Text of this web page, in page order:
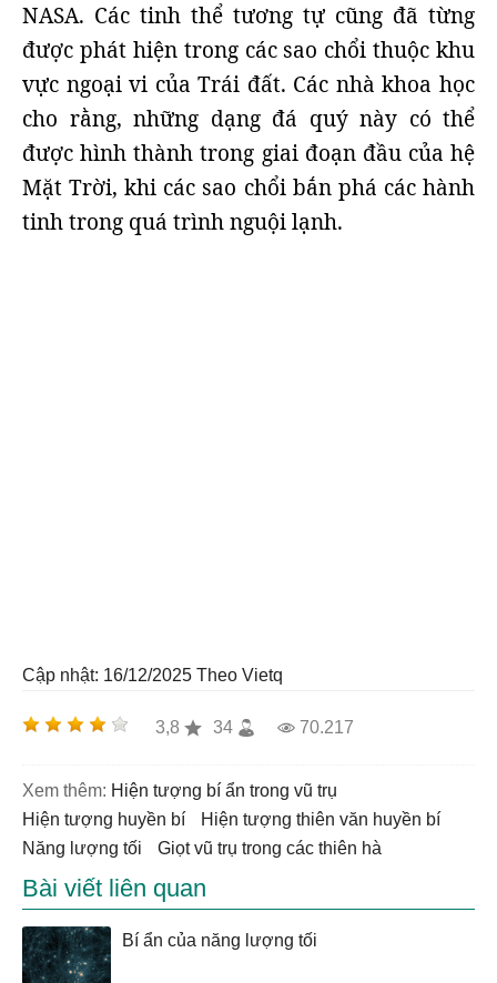
NASA. Các tinh thể tương tự cũng đã từng
được phát hiện trong các sao chổi thuộc khu
vực ngoại vi của Trái đất. Các nhà khoa học
cho rằng, những dạng đá quý này có thể
được hình thành trong giai đoạn đầu của hệ
Mặt Trời, khi các sao chổi bắn phá các hành
tinh trong quá trình nguội lạnh.
Cập nhật: 16/12/2025 Theo Vietq
3,8 34 70.217
Xem thêm:
hiện tượng bí ẩn trong vũ trụ
hiện tượng huyền bí
hiện tượng thiên văn huyền bí
năng lượng tối
Giọt vũ trụ trong các thiên hà
Bài viết liên quan
Bí ẩn của năng lượng tối